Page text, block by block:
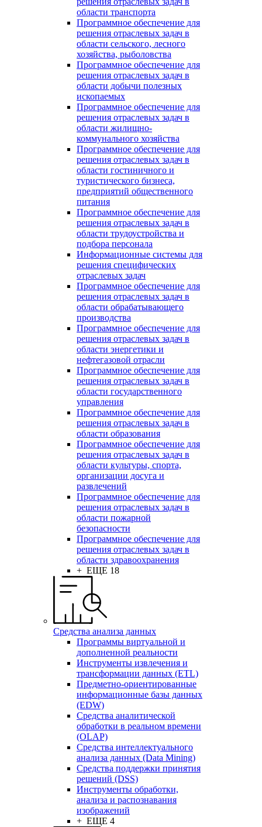
области транспорта
Программное обеспечение для
решения отраслевых задач в
области сельского, лесного
хозяйства, рыболовства
Программное обеспечение для
решения отраслевых задач в
области добычи полезных
ископаемых
Программное обеспечение для
решения отраслевых задач в
области жилищно-
коммунального хозяйства
Программное обеспечение для
решения отраслевых задач в
области гостиничного и
туристического бизнеса,
предприятий общественного
питания
Программное обеспечение для
решения отраслевых задач в
области трудоустройства и
подбора персонала
Информационные системы для
решения специфических
отраслевых задач
Программное обеспечение для
решения отраслевых задач в
области обрабатывающего
производства
Программное обеспечение для
решения отраслевых задач в
области энергетики и
нефтегазовой отрасли
Программное обеспечение для
решения отраслевых задач в
области государственного
управления
Программное обеспечение для
решения отраслевых задач в
области образования
Программное обеспечение для
решения отраслевых задач в
области культуры, спорта,
организации досуга и
развлечений
Программное обеспечение для
решения отраслевых задач в
области пожарной
безопасности
Программное обеспечение для
решения отраслевых задач в
области здравоохранения
+ ЕЩЕ 18
Средства анализа данных
Программы виртуальной и
дополненной реальности
Инструменты извлечения и
трансформации данных (ETL)
Предметно-ориентированные
информационные базы данных
(EDW)
Средства аналитической
обработки в реальном времени
(OLAP)
Средства интеллектуального
анализа данных (Data Mining)
Средства поддержки принятия
решений (DSS)
Инструменты обработки,
анализа и распознавания
изображений
+ ЕЩЕ 4